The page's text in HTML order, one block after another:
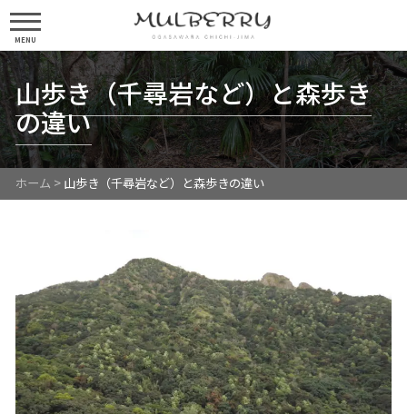
MENU
山歩き（千尋岩など）と森歩き
の違い
ホーム > 山歩き（千尋岩など）と森歩きの違い